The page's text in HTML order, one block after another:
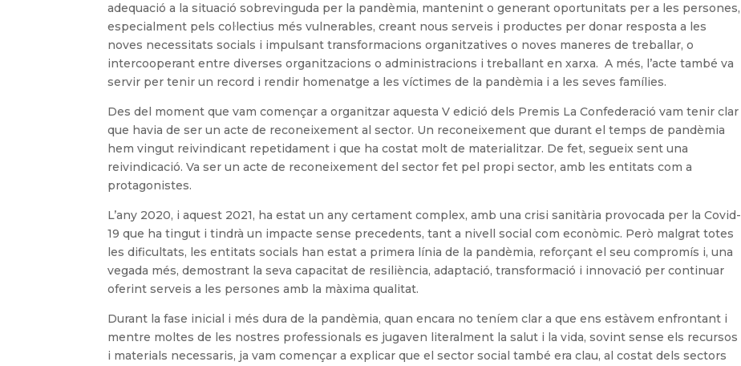
adequació a la situació sobrevinguda per la pandèmia, mantenint o generant oportunitats per a les persones,
especialment pels col·lectius més vulnerables, creant nous serveis i productes per donar resposta a les
noves necessitats socials i impulsant transformacions organitzatives o noves maneres de treballar, o
intercooperant entre diverses organitzacions o administracions i treballant en xarxa. A més, l’acte també va
servir per tenir un record i rendir homenatge a les víctimes de la pandèmia i a les seves famílies.
Des del moment que vam començar a organitzar aquesta V edició dels Premis La Confederació vam tenir clar
que havia de ser un acte de reconeixement al sector. Un reconeixement que durant el temps de pandèmia
hem vingut reivindicant repetidament i que ha costat molt de materialitzar. De fet, segueix sent una
reivindicació. Va ser un acte de reconeixement del sector fet pel propi sector, amb les entitats com a
protagonistes.
L’any 2020, i aquest 2021, ha estat un any certament complex, amb una crisi sanitària provocada per la Covid-
19 que ha tingut i tindrà un impacte sense precedents, tant a nivell social com econòmic. Però malgrat totes
les dificultats, les entitats socials han estat a primera línia de la pandèmia, reforçant el seu compromís i, una
vegada més, demostrant la seva capacitat de resiliència, adaptació, transformació i innovació per continuar
oferint serveis a les persones amb la màxima qualitat.
Durant la fase inicial i més dura de la pandèmia, quan encara no teníem clar a que ens estàvem enfrontant i
mentre moltes de les nostres professionals es jugaven literalment la salut i la vida, sovint sense els recursos
i materials necessaris, ja vam començar a explicar que el sector social també era clau, al costat dels sectors